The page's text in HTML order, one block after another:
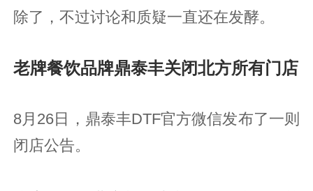
除了，不过讨论和质疑一直还在发酵。
老牌餐饮品牌鼎泰丰关闭北方所有门店
8月26日，鼎泰丰DTF官方微信发布了一则
闭店公告。